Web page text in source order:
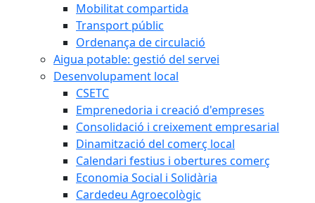
Mobilitat compartida
Transport públic
Ordenança de circulació
Aigua potable: gestió del servei
Desenvolupament local
CSETC
Emprenedoria i creació d'empreses
Consolidació i creixement empresarial
Dinamització del comerç local
Calendari festius i obertures comerç
Economia Social i Solidària
Cardedeu Agroecològic